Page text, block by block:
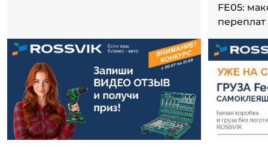
FE05:
переплат